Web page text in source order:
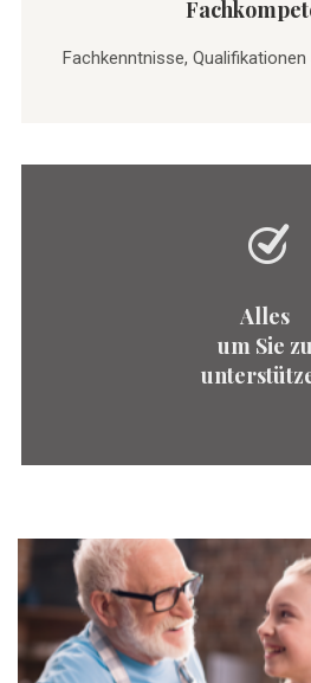
Fachkenntnisse,
Alles
um Sie zu